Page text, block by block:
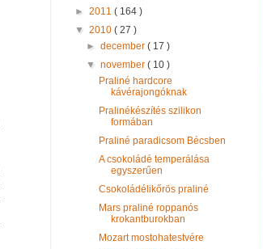
► 2011 ( 164 )
▼ 2010 ( 27 )
►december( 17 )
▼november( 10 )
Praliné hardcore
kávérajongóknak
Pralinékészítés szilikon
formában
Praliné paradicsom Bécsben
A csokoládé temperálása
egyszerűen
Csokoládélikőrös praliné
Mars praliné roppanós
krokantburokban
Mozart mostohatestvére